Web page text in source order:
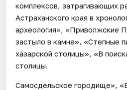
комплексов, затрагивающих
Астраханского края в
археология», «Приволжские
застыло в камне», «Степные
хазарской столицы», «В
столицы.
Самосдельское городище»,